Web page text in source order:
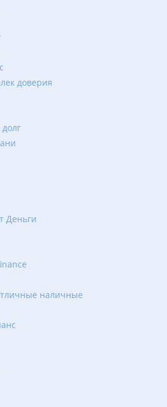
доверия
Деньги
наличные